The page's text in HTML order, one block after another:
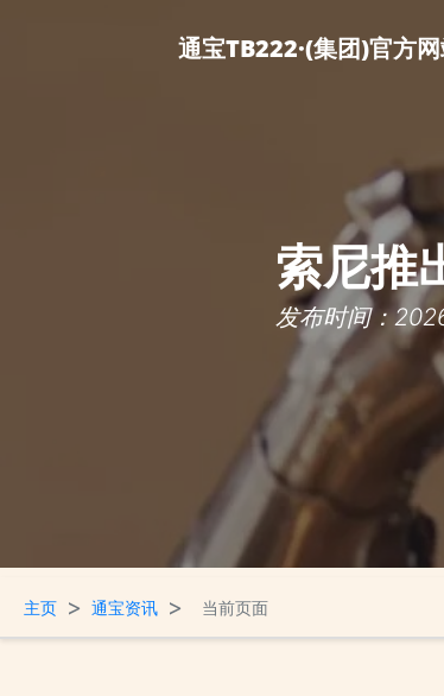
通宝TB222·(集团)官方
索尼推
发布时间：
主页 > 通宝资讯 > 当前页面